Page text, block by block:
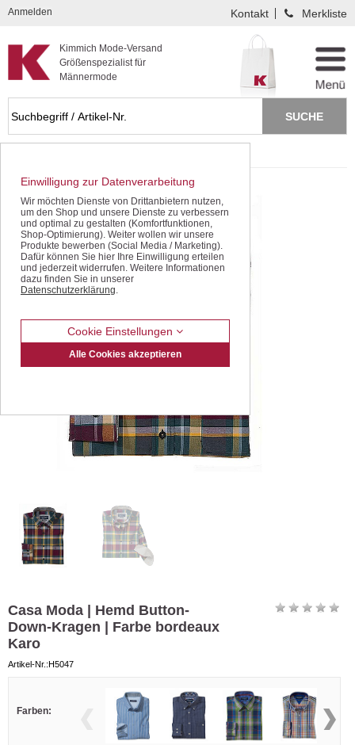
Kompletten Head der Seite überspringen
Kimmich Mode-Versand
Größenspezialist für
Männermode
Anmelden Kontakt Merkliste
Casa Moda | Hemd Button-
Down-Kragen | Farbe bordeaux
Karo
Artikel-Nr.:H5047
Farben:
Einwilligung zur Datenverarbeitung
Wir möchten Dienste von Drittanbietern nutzen,
um den Shop und unsere Dienste zu verbessern
und optimal zu gestalten (Komfortfunktionen,
Shop-Optimierung). Weiter wollen wir unsere
Produkte bewerben (Social Media / Marketing).
Dafür können Sie hier Ihre Einwilligung erteilen
und jederzeit widerrufen. Weitere Informationen
dazu finden Sie in unserer
Datenschutzerklärung.
Cookie Einstellungen
Alle Cookies akzeptieren